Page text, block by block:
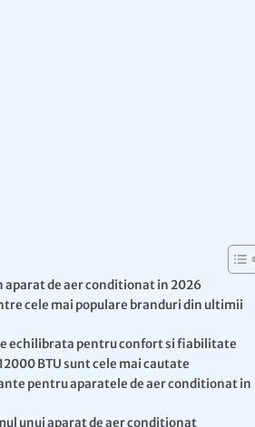
aparat de aer conditionat in 2026
cele mai populare branduri din ultimii
echilibrata pentru confort si fiabilitate
BTU sunt cele mai cautate
pentru aparatele de aer conditionat in
unui aparat de aer conditionat